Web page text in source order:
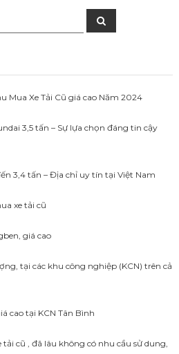
Search
Mua Xe Tải Cũ giá cao Năm 2024
3,5 tấn – Sự lựa chọn đáng tin cậy
3,4 tấn – Địa chỉ uy tín tại Việt Nam
xe tải cũ
giá cao
tại các khu công nghiệp (KCN) trên cả
cao tại KCN Tân Bình
tải cũ , đã lâu không có nhu cầu sử dung,